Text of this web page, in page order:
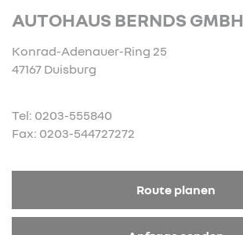
AUTOHAUS BERNDS GMBH
Konrad-Adenauer-Ring 25
47167 Duisburg
Tel: 0203-555840
Fax: 0203-544727272
Route planen